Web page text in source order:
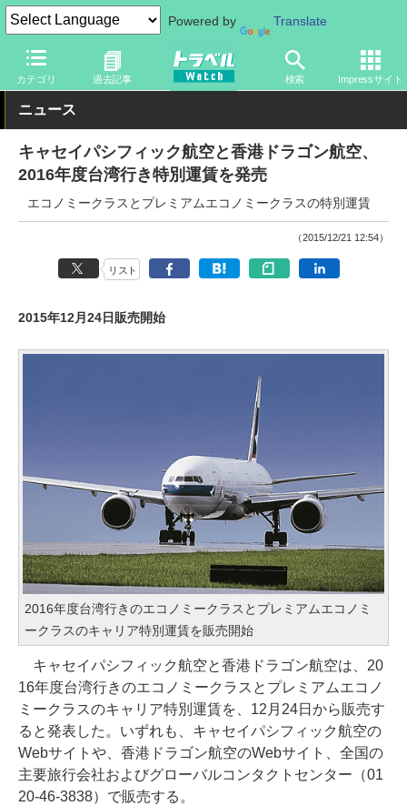
Powered by Translate
カテゴリ 過去記事 検索 Impressサイト
トラベル Watch 企業・政府・官庁 海外エアライン
ニュース
キャセイパシフィック航空と香港ドラゴン航空、
2016年度台湾行き特別運賃を発売
エコノミークラスとプレミアムエコノミークラスの特別運賃
（2015/12/21 12:54）
リスト
2015年12月24日販売開始
2016年度台湾行きのエコノミークラスとプレミアムエコノミ
ークラスのキャリア特別運賃を販売開始
キャセイパシフィック航空と香港ドラゴン航空は、20
16年度台湾行きのエコノミークラスとプレミアムエコノ
ミークラスのキャリア特別運賃を、12月24日から販売す
ると発表した。いずれも、キャセイパシフィック航空の
Webサイトや、香港ドラゴン航空のWebサイト、全国の
主要旅行会社およびグローバルコンタクトセンター（01
20-46-3838）で販売する。